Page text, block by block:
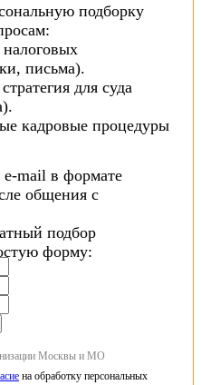
подборку
письма).
для суда
кадровые процедуры
mail в формате
общения с
подбор
форму:
Москвы и МО
на обработку персональных